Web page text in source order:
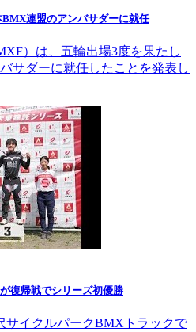
連盟のアンバサダーに就任
）は、五輪出場3度を果たし
サダーに就任したことを発表し
復帰戦でシリーズ初優勝
サイクルパークBMXトラックで